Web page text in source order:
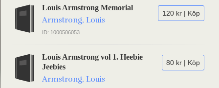
120 kr | Köp
Louis Armstrong Memorial
Armstrong, Louis
ID: 1000506053
80 kr | Köp
Louis Armstrong vol 1. Heebie
Jeebies
Armstrong, Louis